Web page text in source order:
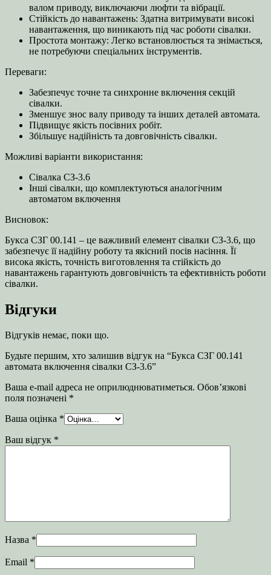
валом приводу, виключаючи люфти та вібрації.
Стійкість до навантажень: Здатна витримувати високі
навантаження, що виникають під час роботи сівалки.
Простота монтажу: Легко встановлюється та знімається,
не потребуючи спеціальних інструментів.
Переваги:
Забезпечує точне та синхронне включення секцій
сівалки.
Зменшує знос валу приводу та інших деталей автомата.
Підвищує якість посівних робіт.
Збільшує надійність та довговічність сівалки.
Можливі варіанти використання:
Сівалка СЗ-3.6
Інші сівалки, що комплектуються аналогічним
автоматом включення
Висновок:
Букса СЗГ 00.141 – це важливий елемент сівалки СЗ-3.6, що
забезпечує її надійну роботу та якісний посів насіння. Її
висока якість, точність виготовлення та стійкість до
навантажень гарантують довговічність та ефективність роботи
сівалки.
Відгуки
Відгуків немає, поки що.
Будьте першим, хто залишив відгук на “Букса СЗГ 00.141
автомата включення сівалки СЗ-3.6”
Ваша e-mail адреса не оприлюднюватиметься. Обов’язкові
поля позначені *
Ваша оцінка *
Ваш відгук *
Назва *
Email *